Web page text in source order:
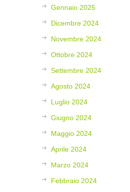
Gennaio 2025
Dicembre 2024
Novembre 2024
Ottobre 2024
Settembre 2024
Agosto 2024
Luglio 2024
Giugno 2024
Maggio 2024
Aprile 2024
Marzo 2024
Febbraio 2024